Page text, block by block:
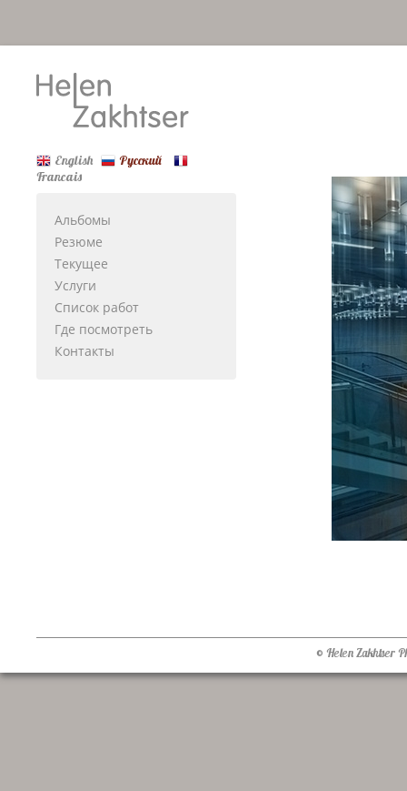
English
Русский
Francais
Альбомы
Резюме
Текущее
Услуги
Список работ
Где посмотреть
Контакты
© Helen Zakhtser